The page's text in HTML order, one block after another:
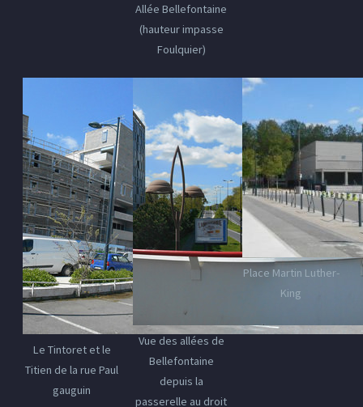
Allée Bellefontaine
(hauteur impasse
Foulquier)
Le Tintoret et le
Titien de la rue Paul
gauguin
Vue des allées de
Bellefontaine
depuis la
passerelle au droit
Place Martin Luther-
King